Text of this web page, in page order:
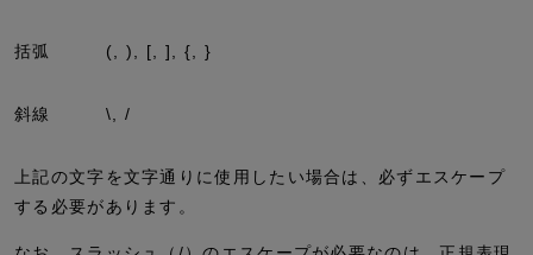
括弧 (, ), [, ], {, }
斜線 \, /
上記の文字を文字通りに使用したい場合は、必ずエスケープ
する必要があります。